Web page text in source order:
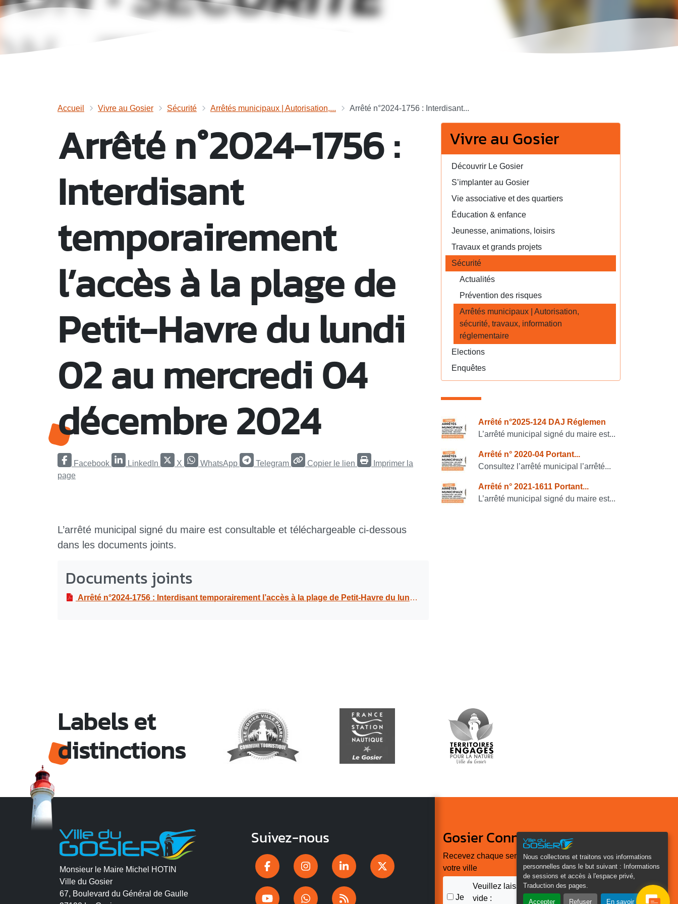
Nous collectons et traitons vos informations
personnelles dans le but suivant :
Informations
de sessions et accès à l'espace privé,
Traduction des pages
Accepter Refuser En savoir plus
Accueil Vivre au Gosier Sécurité Arrêtés municipaux | Autorisation,... Arrêté n°2024-1756 : Interdisant...
Arrêté n°2024-1756 :
Interdisant
temporairement
l’accès à la plage de
Petit-Havre du lundi
02 au mercredi 04
décembre 2024
Facebook LinkedIn X WhatsApp Telegram Copier le lien
Imprimer la
page
L’arrêté municipal signé du maire est consultable et téléchargeable ci-dessous
dans les documents joints.
Documents joints
Arrêté n°2024-1756 : Interdisant temporairement l’accès à la plage de Petit-Havre du lundi 02 au mercredi 04 décembre 2024
Vivre au Gosier
Découvrir Le Gosier
S’implanter au Gosier
Vie associative et des quartiers
Éducation & enfance
Jeunesse, animations, loisirs
Travaux et grands projets
Sécurité
Actualités
Prévention des risques
Arrêtés municipaux | Autorisation,
sécurité, travaux, information
réglementaire
Elections
Enquêtes
Consulter également
Arrêté n°2025-124 DAJ Réglemen
L’arrêté municipal signé du maire est...
Arrêté n° 2020-04 Portant...
Consultez l’arrêté municipal l’arrêté...
Arrêté n° 2021-1611 Portant...
L’arrêté municipal signé du maire est...
Labels et
distinctions
Monsieur le Maire Michel HOTIN
Ville du Gosier
67, Boulevard du Général de Gaulle
Suivez-nous Gosier Connecté
Recevez chaque semaine l'actualité de
votre ville
Je
Veuillez laisser ce champ
vide :